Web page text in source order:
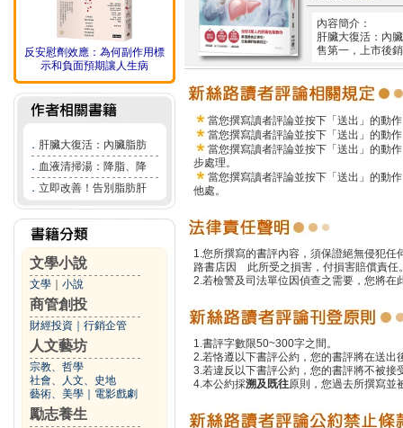
反安慰劑效應：為何副作用標
示和負面預期讓人生病
． 肝臟大復活：內臟脂肪
． 血液清掃湯：降脂、降
． 立即改善！告別脂肪肝
文學小說
文學 小說
商管創投
財經投資 行銷企管
人文藝坊
宗教、哲學
社會、人文、史地
藝術、美學
電影戲劇
勵志養生
內容簡介：
肝臟大復活：內
售第一，上市後
當您撰寫讀者評論並按下「送出」的動
當您撰寫讀者評論並按下「送出」的動
當您撰寫讀者評論並按下「送出」的動
步處理。
當您撰寫讀者評論並按下「送出」的動
他處。
1.您所撰寫的書評內容，須保證絕無侵犯
路書店因 此所受之損害，付損害賠償責任
2.若檢警及司法單位因偵查之需要，您將
1.書評字數限50~300字之間。
2.若恪遵以下書評公約，您的書評將在送
3.若違反以下書評公約，您的書評將不被接
4.本公約採溯及既往原則，您過去所撰寫並